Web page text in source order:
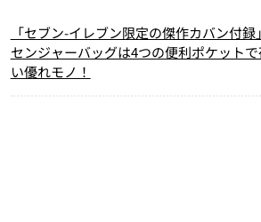
「セブン-イレブン限定の傑作カバン付
センジャーバッグは4つの便利ポケット
い優れモノ！